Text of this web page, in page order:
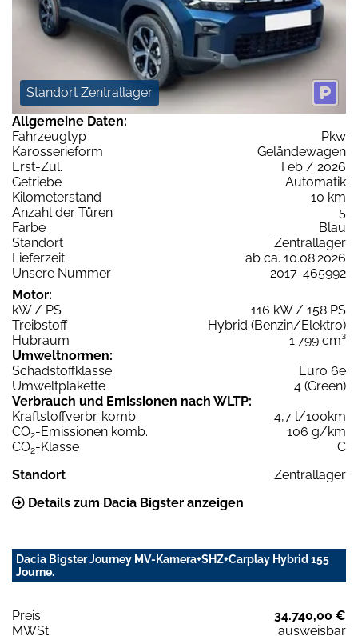
Standort Zentrallager
Allgemeine Daten:
Fahrzeugtyp
Pkw
Karosserieform
Geländewagen
Erst-Zul.
Feb / 2026
Getriebe
Automatik
Kilometerstand
10 km
Anzahl der Türen
5
Farbe
Blau
Standort
Zentrallager
Lieferzeit
ab ca. 10.08.2026
Unsere Nummer
2017-465992
Motor:
kW / PS
116 kW / 158 PS
Treibstoff
Hybrid (Benzin/Elektro)
Hubraum
1.799 cm³
Umweltnormen:
Schadstoffklasse
Euro 6e
Umweltplakette
4 (Green)
Verbrauch und Emissionen nach WLTP:
Kraftstoffverbr. komb.
4,7 l/100km
CO2-Emissionen komb.
106 g/km
CO2-Klasse
C
Standort
Zentrallager
Details zum Dacia Bigster anzeigen
Dacia Bigster Journey MV-Kamera+SHZ+Carplay Hybrid 155
Journe.
Preis:
34.740,00 €
MWSt:
ausweisbar